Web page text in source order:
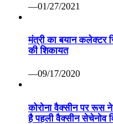
—01/27/2021
मंत्री का बयान कलेक्टर
की शिकायत
—09/17/2020
कोरोना वैक्सीन पर रूस
है पहली वैक्सीन सेचेनोव